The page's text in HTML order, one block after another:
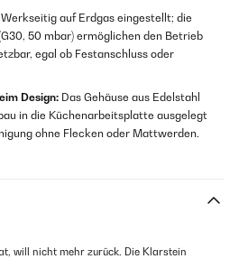
Werkseitig auf Erdgas eingestellt; die
50 mbar) ermöglichen den Betrieb
egal ob Festanschluss oder
Design: Das Gehäuse aus Edelstahl
in die Küchenarbeitsplatte ausgelegt
ohne Flecken oder Mattwerden.
will nicht mehr zurück. Die Klarstein